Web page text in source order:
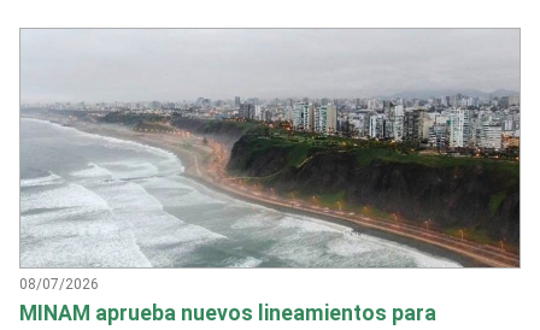
08/07/2026
MINAM aprueba nuevos lineamientos para